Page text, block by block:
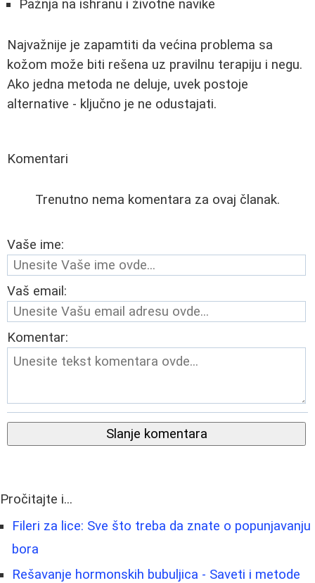
Pažnja na ishranu i životne navike
Najvažnije je zapamtiti da većina problema sa
kožom može biti rešena uz pravilnu terapiju i negu.
Ako jedna metoda ne deluje, uvek postoje
alternative - ključno je ne odustajati.
Komentari
Trenutno nema komentara za ovaj članak.
Vaše ime:
Vaš email:
Komentar:
Slanje komentara
Pročitajte i...
Fileri za lice: Sve što treba da znate o popunjavanju
bora
Rešavanje hormonskih bubuljica - Saveti i metode